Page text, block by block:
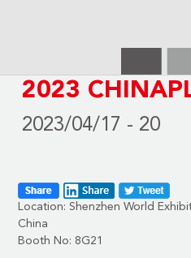
2023
2023/04/17 - 20
Location: Shenzhen World
China
Booth No: 8G21